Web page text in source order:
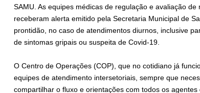
SAMU. As equipes médicas de regulação e avaliação
receberam alerta emitido pela Secretaria Municipal de
prontidão, no caso de atendimentos diurnos, inclusive
de sintomas gripais ou suspeita de Covid-19.
O Centro de Operações (COP), que no cotidiano já
equipes de atendimento intersetoriais, sempre que
compartilhar o fluxo e orientações com todos os